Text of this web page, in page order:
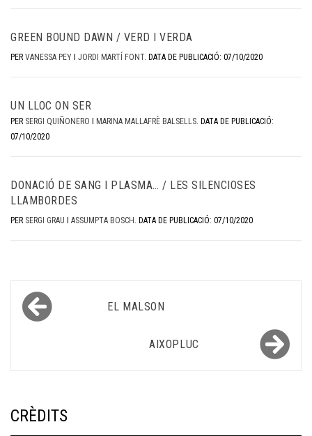
GREEN BOUND DAWN / VERD I VERDA
PER VANESSA PEY I JORDI MARTÍ FONT. DATA DE PUBLICACIÓ: 07/10/2020
UN LLOC ON SER
PER SERGI QUIÑONERO I MARINA MALLAFRÈ BALSELLS DATA DE PUBLICACIÓ:
07/10/2020
DONACIÓ DE SANG I PLASMA… / LES SILENCIOSES
LLAMBORDES
PER SERGI GRAU I ASSUMPTA BOSCH DATA DE PUBLICACIÓ: 07/10/2020
Navegació
d'entrades
EL MALSON
AIXOPLUC
CRÈDITS